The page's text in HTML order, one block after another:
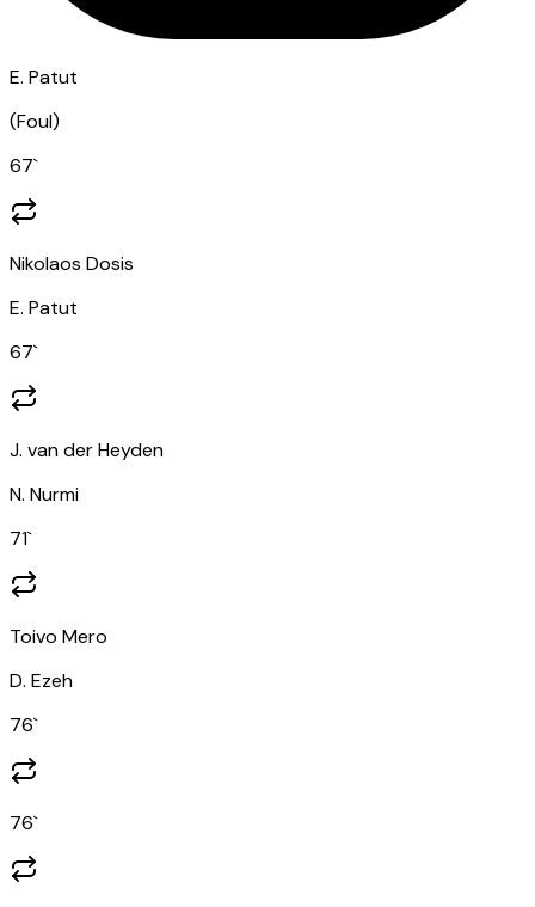
E. Patut
(Foul)
67`
Nikolaos Dosis
E. Patut
67`
J. van der Heyden
N. Nurmi
71`
Toivo Mero
D. Ezeh
76`
76`